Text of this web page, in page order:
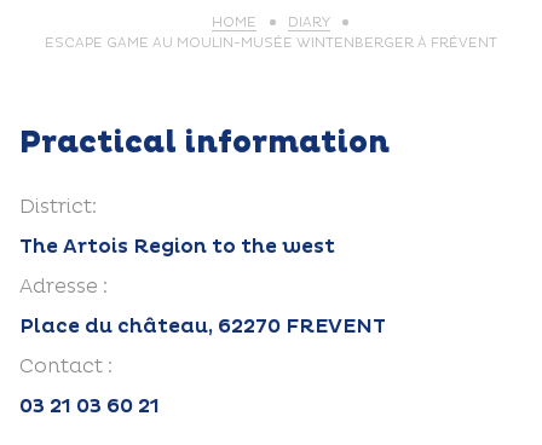
HOME
DIARY
ESCAPE GAME AU MOULIN-MUSÉE WINTENBERGER À FRÉVENT
Practical information
District:
The Artois Region to the west
Adresse :
Place du château, 62270 FREVENT
Contact :
03 21 03 60 21